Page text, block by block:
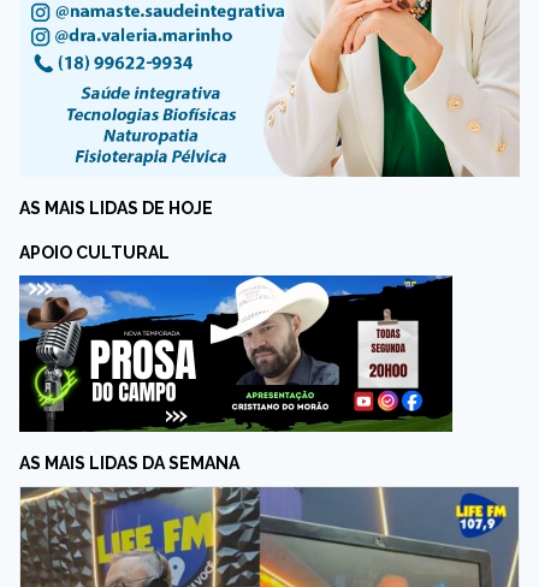
AS MAIS LIDAS DE HOJE
APOIO CULTURAL
AS MAIS LIDAS DA SEMANA